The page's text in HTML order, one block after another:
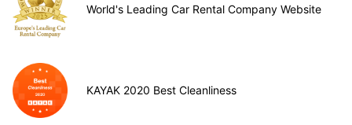
World's Leading Car Rental Company Website
KAYAK 2020 Best Cleanliness